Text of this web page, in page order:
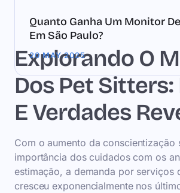
Explorando O
Dos Pet
E Verdades
Com o aumento da conscientização
importância dos cuidados com os
estimação, a demanda por serviços
cresceu exponencialmente nos
Quanto Ganha Um Monitor
Em São Paulo?
20 MAY 2025